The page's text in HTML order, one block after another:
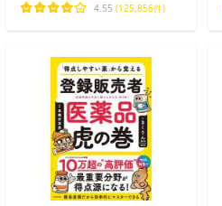
4.55 (125,856件)